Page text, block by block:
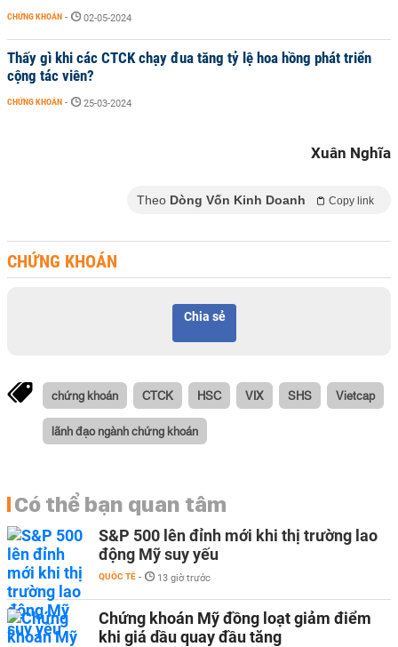
CHỨNG KHOÁN - 02-05-2024
Thấy gì khi các CTCK chạy đua tăng tỷ lệ hoa hồng phát triển
cộng tác viên?
CHỨNG KHOÁN - 25-03-2024
Xuân Nghĩa
Theo Dòng Vốn Kinh Doanh Copy link
CHỨNG KHOÁN
Chia sẻ
chứng khoán CTCK HSC VIX SHS Vietcap
lãnh đạo ngành chứng khoán
Có thể bạn quan tâm
S&P 500 lên đỉnh mới khi thị trường lao
động Mỹ suy yếu
QUỐC TẾ - 13 giờ trước
Chứng khoán Mỹ đồng loạt giảm điểm
khi giá dầu quay đầu tăng